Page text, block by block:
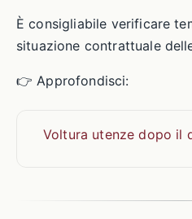
È consigliabile verificare
situazione contrattuale
👉 Approfondisci:
Voltura utenze dopo il